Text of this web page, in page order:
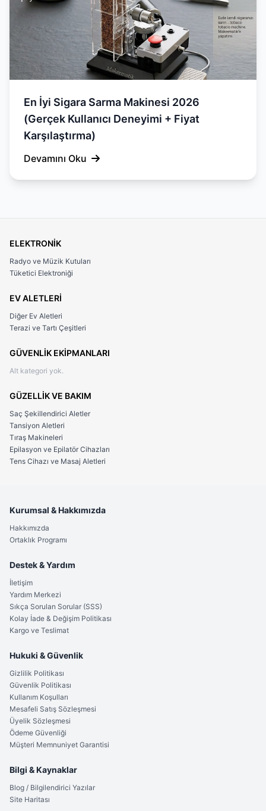
En İyi Sigara Sarma Makinesi 2026
(Gerçek Kullanıcı Deneyimi + Fiyat
Karşılaştırma)
Devamını Oku
ELEKTRONİK
Radyo ve Müzik Kutuları
Tüketici Elektroniği
EV ALETLERİ
Diğer Ev Aletleri
Terazi ve Tartı Çeşitleri
GÜVENLİK EKİPMANLARI
Alt kategori yok.
GÜZELLİK VE BAKIM
Saç Şekillendirici Aletler
Tansiyon Aletleri
Tıraş Makineleri
Epilasyon ve Epilatör Cihazları
Tens Cihazı ve Masaj Aletleri
Kurumsal & Hakkımızda
Hakkımızda
Ortaklık Programı
Destek & Yardım
İletişim
Yardım Merkezi
Sıkça Sorulan Sorular (SSS)
Kolay İade & Değişim Politikası
Kargo ve Teslimat
Hukuki & Güvenlik
Gizlilik Politikası
Güvenlik Politikası
Kullanım Koşulları
Mesafeli Satış Sözleşmesi
Üyelik Sözleşmesi
Ödeme Güvenliği
Müşteri Memnuniyet Garantisi
Bilgi & Kaynaklar
Blog / Bilgilendirici Yazılar
Site Haritası